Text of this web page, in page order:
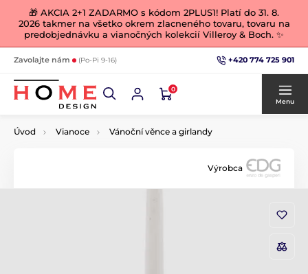
🎁 AKCIA 2+1 ZADARMO s kódom 2PLUS1! Platí do 31. 8.
2026 takmer na všetko okrem zlacneného tovaru, tovaru na
predobjednávku a vianočných kolekcií Villeroy & Boch. ✨
Zavolajte nám (Po-Pi 9-16) +420 774 725 901
0
Menu
Úvod Vianoce Vánoční věnce a girlandy
Výrobca